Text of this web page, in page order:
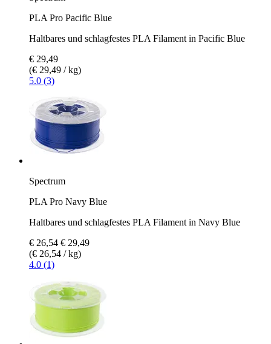
PLA Pro Pacific Blue
Haltbares und schlagfestes PLA Filament in Pacific Blue
€ 29,49
(€ 29,49 / kg)
5.0 (3)
Spectrum
PLA Pro Navy Blue
Haltbares und schlagfestes PLA Filament in Navy Blue
€ 26,54 € 29,49
(€ 26,54 / kg)
4.0 (1)